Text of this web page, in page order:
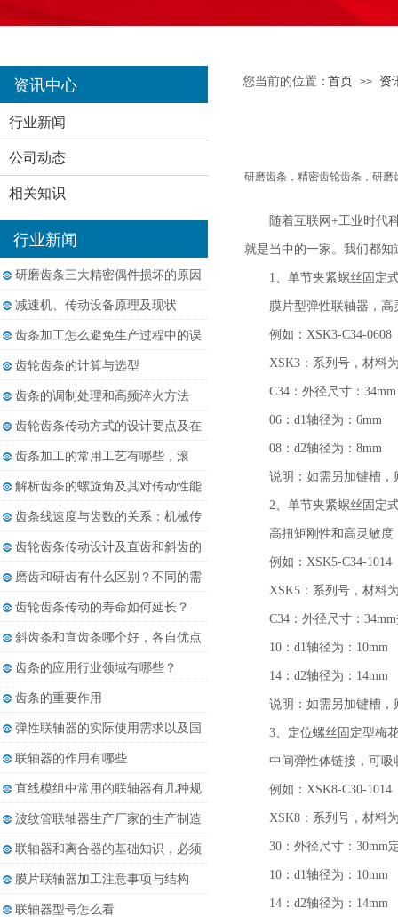
资讯中心 您当前的位置：首页 >> 资
行业新闻
公司动态
相关知识
研磨齿条，精密齿轮齿条，研磨
随着互联网+工业时代
就是当中的一家。我们都
1、单节夹紧螺丝固定
膜片型弹性联轴器，
例如：XSK3-C34-0608
XSK3：系列号，材料
C34：外径尺寸：
06：d1轴径为：6mm
08：d2轴径为：8mm
说明：如需另加键槽
2、单节夹紧螺丝固定
高扭矩刚性和高灵敏
例如：XSK5-C34-1014
XSK5：系列号，材料
C34：外径尺寸：
10：d1轴径为：10mm
14：d2轴径为：14mm
说明：如需另加键槽，
3、定位螺丝固定型梅
中间弹性体链接，可
例如：XSK8-C30-1014
XSK8：系列号，材料
30：外径尺寸：30mm
10：d1轴径为：10mm
14：d2轴径为：14mm
行业新闻
研磨齿条三大精密偶件损坏的原因
减速机、传动设备原理及现状
齿条加工怎么避免生产过程中的误
差......
齿轮齿条的计算与选型
齿条的调制处理和高频淬火方法
齿轮齿条传动方式的设计要点及在
相......
齿条加工的常用工艺有哪些，滚
齿、......
解析齿条的螺旋角及其对传动性能
的......
齿条线速度与齿数的关系：机械传
动......
齿轮齿条传动设计及直齿和斜齿的
差......
磨齿和研齿有什么区别？不同的需
求......
齿轮齿条传动的寿命如何延长？
斜齿条和直齿条哪个好，各自优点
都......
齿条的应用行业领域有哪些？
齿条的重要作用
弹性联轴器的实际使用需求以及国
内......
联轴器的作用有哪些
直线模组中常用的联轴器有几种规
格
波纹管联轴器生产厂家的生产制造
发......
联轴器和离合器的基础知识，必须
收......
膜片联轴器加工注意事项与结构
联轴器型号怎么看